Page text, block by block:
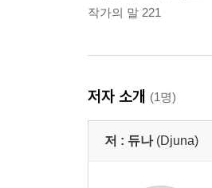
작가의 말 221
저자 소개 (1명)
저 : 듀나 (Djuna)